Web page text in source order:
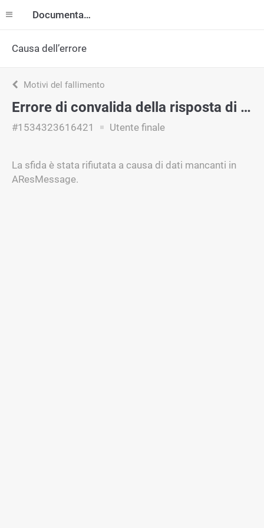
Documentazione
Causa dell’errore
Motivi del fallimento
Errore di convalida della risposta di autenticazione
#1534323616421 Utente finale
La sfida è stata rifiutata a causa di dati mancanti in
AResMessage.